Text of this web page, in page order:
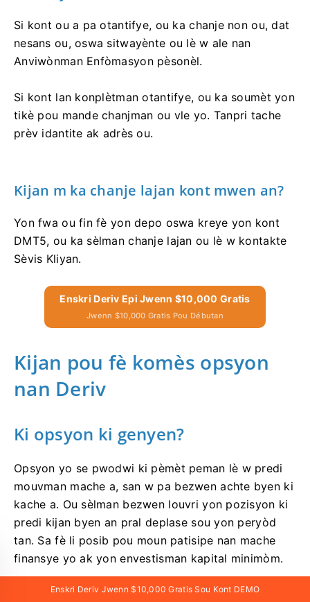
Si kont ou a pa otantifye, ou ka chanje non ou, dat
nesans ou, oswa sitwayènte ou lè w ale nan
Anviwònman Enfòmasyon pèsonèl.
Si kont lan konplètman otantifye, ou ka soumèt yon
tikè pou mande chanjman ou vle yo. Tanpri tache
prèv idantite ak adrès ou.
Kijan m ka chanje lajan kont mwen an?
Yon fwa ou fin fè yon depo oswa kreye yon kont
DMT5, ou ka sèlman chanje lajan ou lè w kontakte
Sèvis Kliyan.
Enskri Deriv Epi Jwenn $10,000 Gratis
Jwenn $10,000 Gratis Pou Débutan
Kijan pou fè komès opsyon
nan Deriv
Ki opsyon ki genyen?
Opsyon yo se pwodwi ki pèmèt peman lè w predi
mouvman mache a, san w pa bezwen achte byen ki
kache a. Ou sèlman bezwen louvri yon pozisyon ki
predi kijan byen an pral deplase sou yon peryòd
tan. Sa fè li posib pou moun patisipe nan mache
finansye yo ak yon envestisman kapital minimòm.
Opsyon ki disponib sou Deriv
Enskri Deriv Jwenn $10,000 Gratis Sou Kont DEMO